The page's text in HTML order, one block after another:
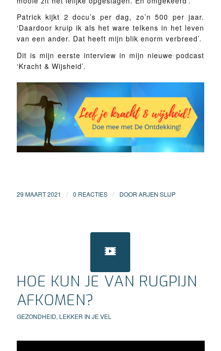
Patrick kijkt 2 docu’s per dag, zo’n 500 per jaar.
‘Daardoor kruip ik als het ware telkens in het leven
van een ander. Dat heeft mijn blik enorm verbreed’.
Dit is mijn eerste interview in mijn nieuwe podcast
‘Kracht & Wijsheid’.
29 MAART 2021 / 0 REACTIES / DOOR ARJEN SLIJP
HOE KUN JE VAN RUGPIJN
AFKOMEN?
GEZONDHEID, LEKKER IN JE VEL